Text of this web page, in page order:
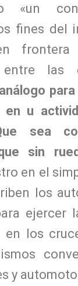
«un
fines del
entre las
u
sea
sin
en el
los
ejercer
en los
y